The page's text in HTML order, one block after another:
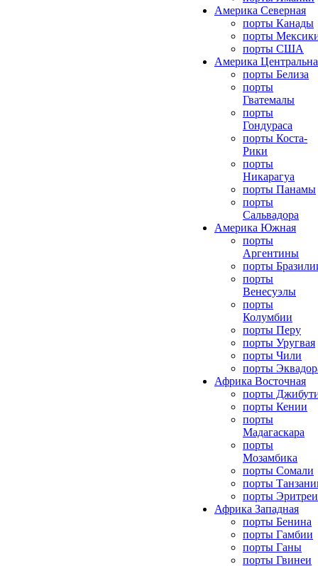
Америка Северная
порты Канады
порты
порты США
Америка
порты Белиза
порты
Гватемалы
порты
Гондураса
порты Коста-
Рики
порты
Никарагуа
порты Панамы
порты
Сальвадора
Америка Южная
порты
Аргентины
порты
порты
Венесуэлы
порты
Колумбии
порты Перу
порты Уругвая
порты Чили
порты
Африка Восточная
порты
порты Кении
порты
Мадагаскара
порты
Мозамбика
порты Сомали
порты
порты Эритреи
Африка Западная
порты Бенина
порты Гамбии
порты Ганы
порты Гвинеи